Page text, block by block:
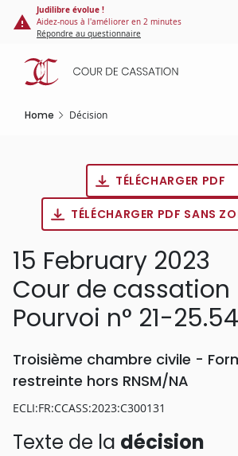
Cookies management panel
content
Judilibre évolue !
Aidez-nous à l'améliorer en 2 minutes
Répondre au questionnaire
Home Décision
TÉLÉCHARGER PDF
TÉLÉCHARGER PDF SANS
15 February 2023
Cour de cassation
Pourvoi n° 21-
Troisième chambre civile -
restreinte hors RNSM/NA
ECLI:FR:CCASS:2023:C300131
Texte de la décision